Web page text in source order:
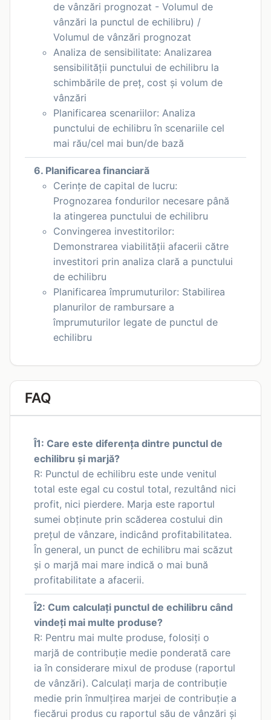
de vânzări prognozat - Volumul de
vânzări la punctul de echilibru) /
Volumul de vânzări prognozat
Analiza de sensibilitate: Analizarea
sensibilității punctului de echilibru la
schimbările de preț, cost și volum de
vânzări
Planificarea scenariilor: Analiza
punctului de echilibru în scenariile cel
mai rău/cel mai bun/de bază
6. Planificarea financiară
Cerințe de capital de lucru:
Prognozarea fondurilor necesare până
la atingerea punctului de echilibru
Convingerea investitorilor:
Demonstrarea viabilității afacerii către
investitori prin analiza clară a punctului
de echilibru
Planificarea împrumuturilor: Stabilirea
planurilor de rambursare a
împrumuturilor legate de punctul de
echilibru
FAQ
Î1: Care este diferența dintre punctul de
echilibru și marjă?
R: Punctul de echilibru este unde venitul
total este egal cu costul total, rezultând nici
profit, nici pierdere. Marja este raportul
sumei obținute prin scăderea costului din
prețul de vânzare, indicând profitabilitatea.
În general, un punct de echilibru mai scăzut
și o marjă mai mare indică o mai bună
profitabilitate a afacerii.
Î2: Cum calculați punctul de echilibru când
vindeți mai multe produse?
R: Pentru mai multe produse, folosiți o
marjă de contribuție medie ponderată care
ia în considerare mixul de produse (raportul
de vânzări). Calculați marja de contribuție
medie prin înmulțirea marjei de contribuție a
fiecărui produs cu raportul său de vânzări și